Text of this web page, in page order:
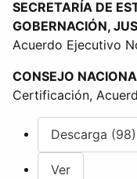
SECRETARÍA DE
GOBERNACIÓN,
Acuerdo Ejecutivo
CONSEJO
Certificación,
Descarga (98)
Ver